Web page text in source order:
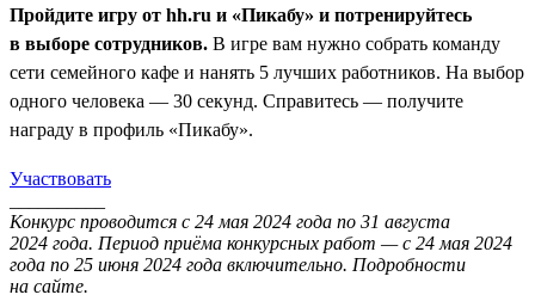
Пройдите игру от hh.ru и «Пикабу» и потренируйтесь
в выборе сотрудников. В игре вам нужно собрать команду
сети семейного кафе и нанять 5 лучших работников. На выбор
одного человека — 30 секунд. Справитесь — получите
награду в профиль «Пикабу».
Участвовать
Конкурс проводится с 24 мая 2024 года по 31 августа
2024 года. Период приёма конкурсных работ — с 24 мая 2024
года по 25 июня 2024 года включительно. Подробности
на сайте.